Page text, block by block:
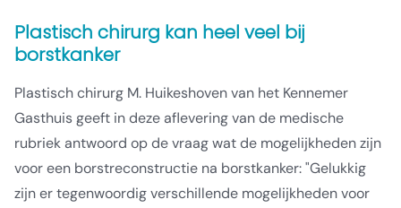
Plastisch chirurg kan heel veel bij
borstkanker
Plastisch chirurg M. Huikeshoven van het Kennemer
Gasthuis geeft in deze aflevering van de medische
rubriek antwoord op de vraag wat de mogelijkheden zijn
voor een borstreconstructie na borstkanker: "Gelukkig
zijn er tegenwoordig verschillende mogelijkheden voor